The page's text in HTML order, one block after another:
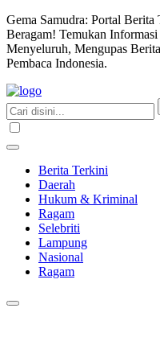
Gema Samudra: Portal Berita
Beragam! Temukan
Menyeluruh, Mengupas
Pembaca Indonesia.
Berita Terkini
Daerah
Hukum & Kriminal
Ragam
Selebriti
Lampung
Nasional
Ragam